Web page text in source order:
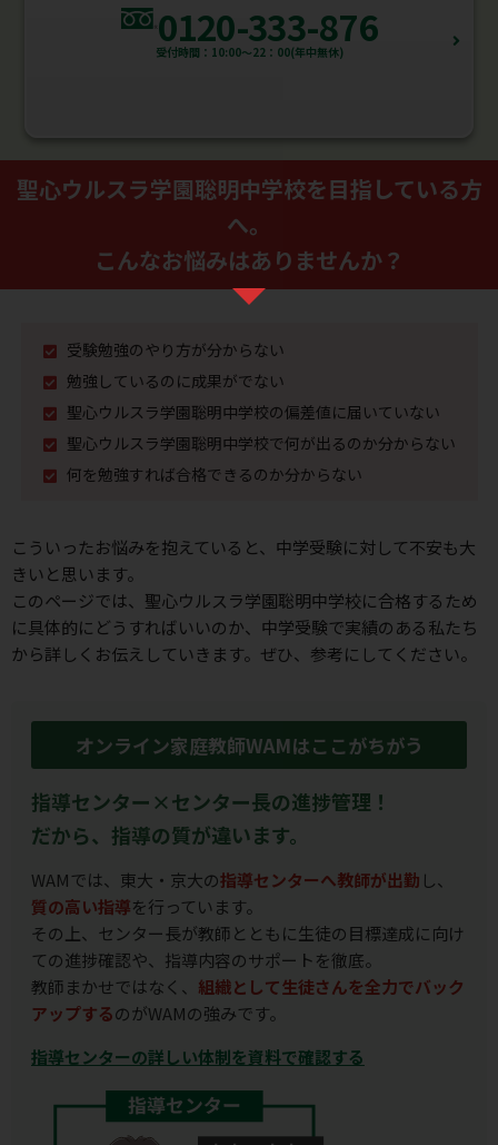
0120-333-876
受付時間：10:00～22：00(年中無休)
聖心ウルスラ学園聡明中学校を⽬指している⽅
へ。
こんなお悩みはありませんか？
受験勉強のやり⽅が分からない
勉強しているのに成果がでない
聖心ウルスラ学園聡明中学校の偏差値に届いていない
聖心ウルスラ学園聡明中学校で何が出るのか分からない
何を勉強すれば合格できるのか分からない
こういったお悩みを抱えていると、中学受験に対して不安も⼤
きいと思います。
このページでは、聖心ウルスラ学園聡明中学校に合格するため
に具体的にどうすればいいのか、 中学受験で実績のある私たち
から詳しくお伝えしていきます。ぜひ、参考にしてください。
オンライン家庭教師WAMはここがちがう
指導センター×センター長の進捗管理！
だから、指導の質が違います。
WAMでは、東大・京大の指導センターへ教師が出勤 し、
質の高い指導を行っています。
その上、センター長が教師とともに生徒の目標達成に向け
ての進捗確認や、指導内容のサポートを徹底。
教師まかせではなく、 組織として生徒さんを全力でバック
アップするのがWAMの強みです。
指導センターの詳しい体制を資料で確認する